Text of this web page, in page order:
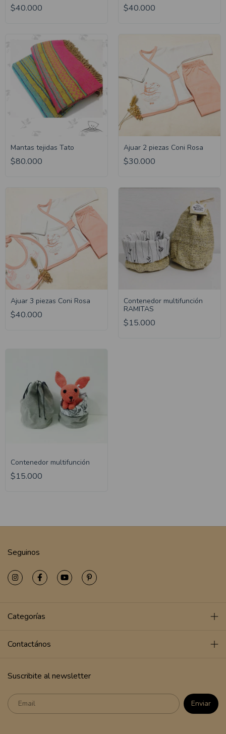
$40.000 $40.000
Mantas tejidas Tato
$80.000
Ajuar 2 piezas Coni Rosa
$30.000
Ajuar 3 piezas Coni Rosa
$40.000
Contenedor multifunción
RAMITAS
$15.000
Contenedor multifunción
$15.000
Seguinos
Categorías
Contactános
Suscribite al newsletter